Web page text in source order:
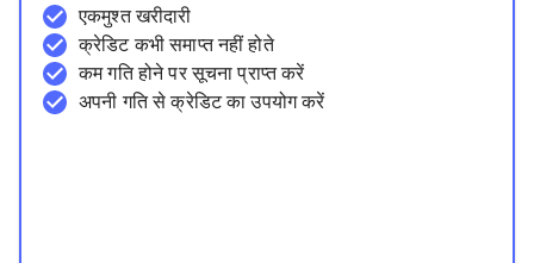
एकमुश्त खरीदारी
क्रेडिट कभी समाप्त नहीं होते
कम गति होने पर सूचना प्राप्त करें
अपनी गति से क्रेडिट का उपयोग करें